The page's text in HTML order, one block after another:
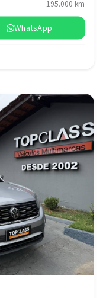
195.000 km
WhatsApp